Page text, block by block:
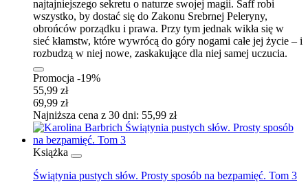
najtajniejszego sekretu o naturze swojej magii. Saff robi
wszystko, by dostać się do Zakonu Srebrnej Peleryny,
obrońców porządku i prawa. Przy tym jednak wikła się w
sieć kłamstw, które wywrócą do góry nogami całe jej życie – i
rozbudzą w niej nowe, zaskakujące dla niej samej uczucia.
Promocja -19%
55,99 zł
69,99 zł
Najniższa cena z 30 dni: 55,99 zł
Książka
Świątynia pustych słów. Prosty sposób na bezpamięć. Tom 3